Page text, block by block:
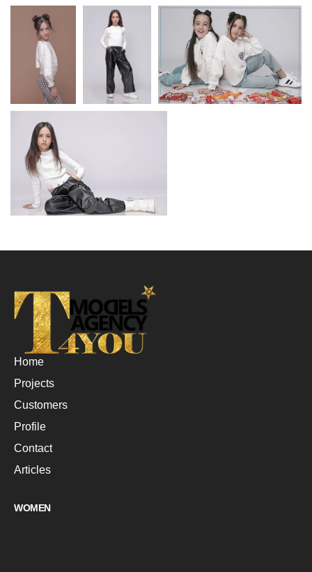
Home
Projects
Customers
Profile
Contact
Articles
WOMEN